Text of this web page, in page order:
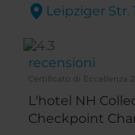
Leipziger Str.
recensioni
Certificato di Eccellenza
L'hotel NH
Checkpoint